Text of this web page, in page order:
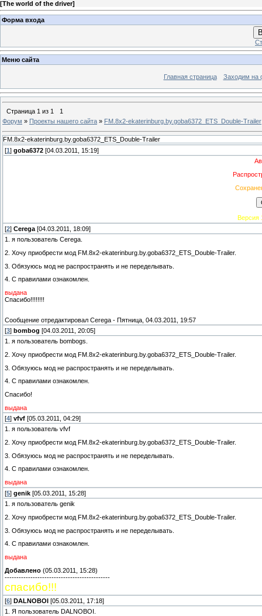
[The world of the driver]
Форма входа
Меню сайта
Главная страница Заходим на
Страница 1 из 1
1
Форум » Проекты нашего сайта » FM.8x2-ekaterinburg.by.goba6372_ETS_Double-Trailer
FM.8x2-ekaterinburg.by.goba6372_ETS_Double-Trailer
[1 ] goba6372 [04.03.2011, 15:19]
Версия
[2] Cerega [04.03.2011, 18:09]
1. я пользователь Cerega.
2. Хочу приобрести мод FM.8x2-ekaterinburg.by.goba6372_ETS_Double-Trailer.
3. Обязуюсь мод не распространять и не переделывать.
4. С правилами ознакомлен.
выдана
Спасибо!!!!!!!!
Сообщение отредактировал Cerega - Пятница, 04.03.2011, 19:57
[3] bombog [04.03.2011, 20:05]
1. я пользователь bombogs.
2. Хочу приобрести мод FM.8x2-ekaterinburg.by.goba6372_ETS_Double-Trailer.
3. Обязуюсь мод не распространять и не переделывать.
4. С правилами ознакомлен.
Спасибо!
выдана
[4] vfvf [05.03.2011, 04:29]
1. я пользователь vfvf
2. Хочу приобрести мод FM.8x2-ekaterinburg.by.goba6372_ETS_Double-Trailer.
3. Обязуюсь мод не распространять и не переделывать.
4. С правилами ознакомлен.
выдана
[5] genik [05.03.2011, 15:28]
1. я пользователь genik
2. Хочу приобрести мод FM.8x2-ekaterinburg.by.goba6372_ETS_Double-Trailer.
3. Обязуюсь мод не распространять и не переделывать.
4. С правилами ознакомлен.
выдана
Добавлено (05.03.2011, 15:28)
---------------------------------------------
спасибо!!!
[6] DALNOBOI
[05.03.2011, 17:18]
1. Я пользователь DALNOBOI.